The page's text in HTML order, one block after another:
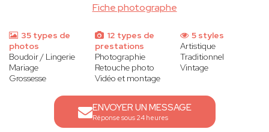
Fiche photographe
35 types de
photos
Boudoir / Lingerie
Mariage
Grossesse
12 types de
prestations
Photographie
Retouche photo
Vidéo et montage
5 styles
Artistique
Traditionnel
Vintage
ENVOYER UN MESSAGE
Réponse sous 24 heures